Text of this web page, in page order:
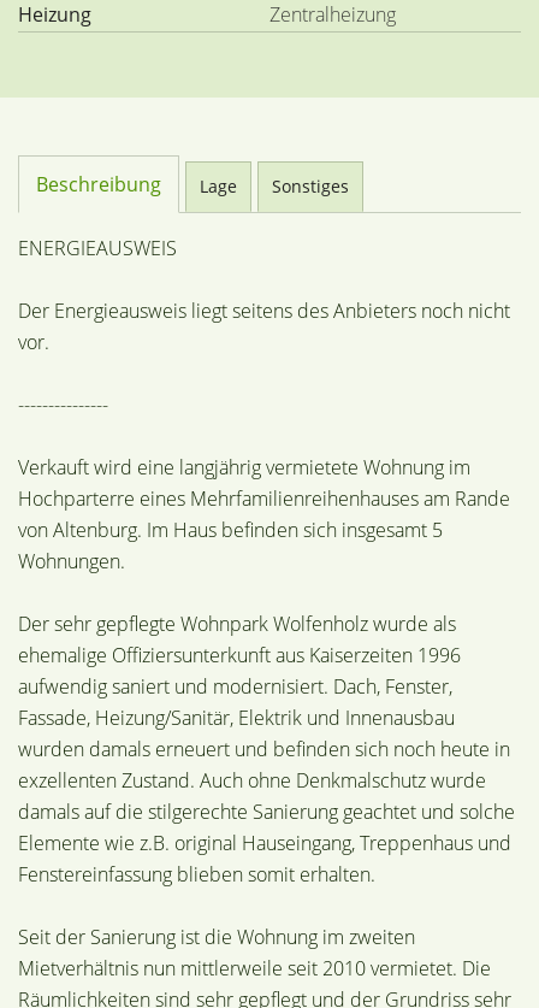
Heizung
Zentralheizung
Beschreibung Lage Sonstiges
ENERGIEAUSWEIS
Der Energieausweis liegt seitens des Anbieters noch nicht
vor.
---------------
Verkauft wird eine langjährig vermietete Wohnung im
Hochparterre eines Mehrfamilienreihenhauses am Rande
von Altenburg. Im Haus befinden sich insgesamt 5
Wohnungen.
Der sehr gepflegte Wohnpark Wolfenholz wurde als
ehemalige Offiziersunterkunft aus Kaiserzeiten 1996
aufwendig saniert und modernisiert. Dach, Fenster,
Fassade, Heizung/Sanitär, Elektrik und Innenausbau
wurden damals erneuert und befinden sich noch heute in
exzellenten Zustand. Auch ohne Denkmalschutz wurde
damals auf die stilgerechte Sanierung geachtet und solche
Elemente wie z.B. original Hauseingang, Treppenhaus und
Fenstereinfassung blieben somit erhalten.
Seit der Sanierung ist die Wohnung im zweiten
Mietverhältnis nun mittlerweile seit 2010 vermietet. Die
Räumlichkeiten sind sehr gepflegt und der Grundriss sehr